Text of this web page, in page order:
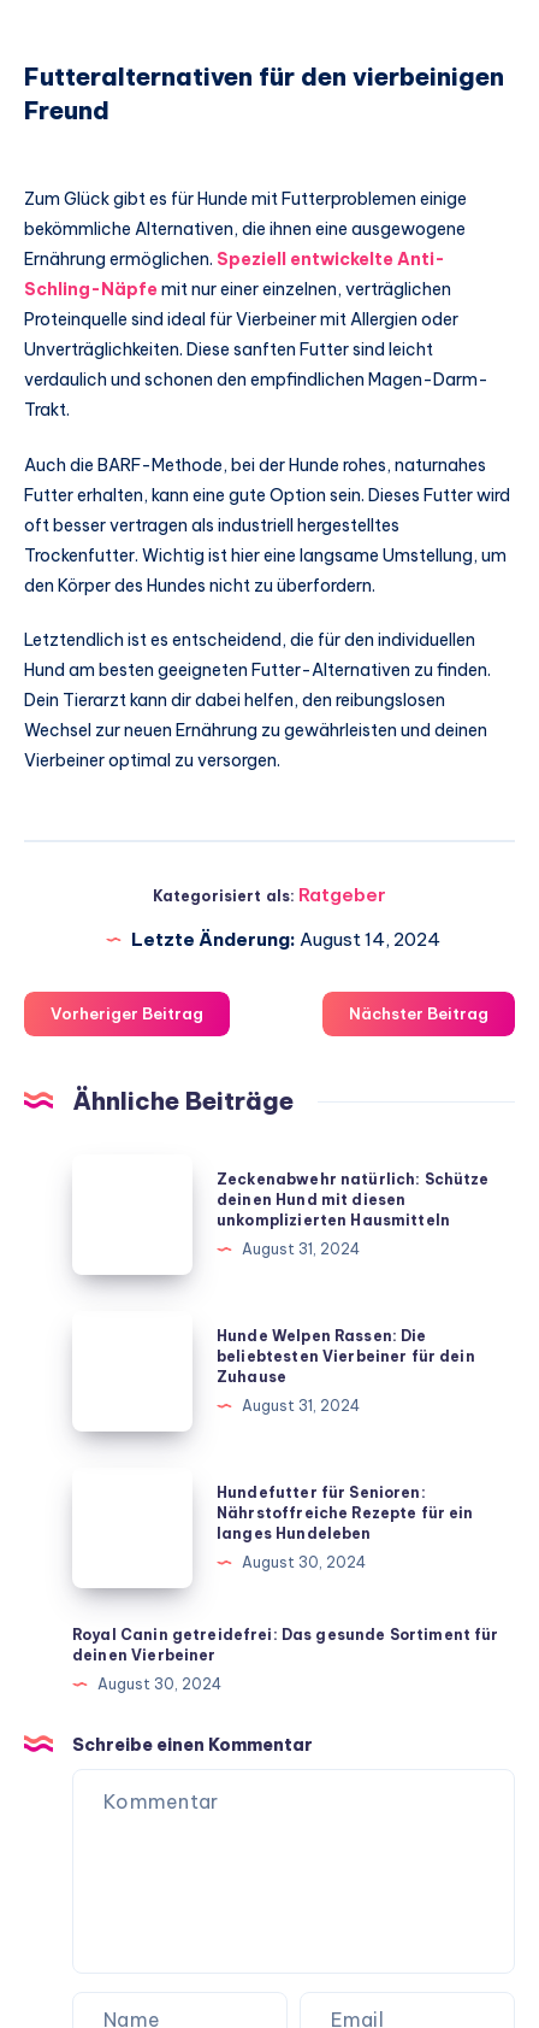
Futteralternativen für den vierbeinigen
Freund
Zum Glück gibt es für Hunde mit Futterproblemen einige
bekömmliche Alternativen, die ihnen eine ausgewogene
Ernährung ermöglichen. Speziell entwickelte Anti-
Schling-Näpfe mit nur einer einzelnen, verträglichen
Proteinquelle sind ideal für Vierbeiner mit Allergien oder
Unverträglichkeiten. Diese sanften Futter sind leicht
verdaulich und schonen den empfindlichen Magen-Darm-
Trakt.
Auch die BARF-Methode, bei der Hunde rohes, naturnahes
Futter erhalten, kann eine gute Option sein. Dieses Futter wird
oft besser vertragen als industriell hergestelltes
Trockenfutter. Wichtig ist hier eine langsame Umstellung, um
den Körper des Hundes nicht zu überfordern.
Letztendlich ist es entscheidend, die für den individuellen
Hund am besten geeigneten Futter-Alternativen zu finden.
Dein Tierarzt kann dir dabei helfen, den reibungslosen
Wechsel zur neuen Ernährung zu gewährleisten und deinen
Vierbeiner optimal zu versorgen.
Kategorisiert als: Ratgeber
Letzte Änderung: August 14, 2024
Vorheriger Beitrag Nächster Beitrag
Ähnliche Beiträge
Hund
Zeckenabwehr natürlich: Schütze
deinen Hund mit diesen
unkomplizierten Hausmitteln
August 31, 2024
beliebtesten
Hunde Welpen Rassen: Die
beliebtesten Vierbeiner für dein
Zuhause
August 31, 2024
Rezepte
für
ein
langes
Hundefutter für Senioren:
Nährstoffreiche Rezepte für ein
langes Hundeleben
August 30, 2024
Royal Canin getreidefrei: Das gesunde Sortiment für
deinen Vierbeiner
August 30, 2024
Schreibe einen Kommentar